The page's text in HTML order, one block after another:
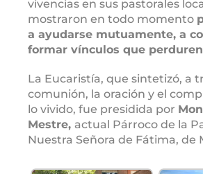
vivencias en sus pastorales
mostraron en todo momento
a ayudarse mutuamente, a
formar vínculos que
La Eucaristía, que sintetizó, a
comunión, la oración y el
lo vivido, fue presidida por
Mestre, actual Párroco de la
Nuestra Señora de Fátima, de